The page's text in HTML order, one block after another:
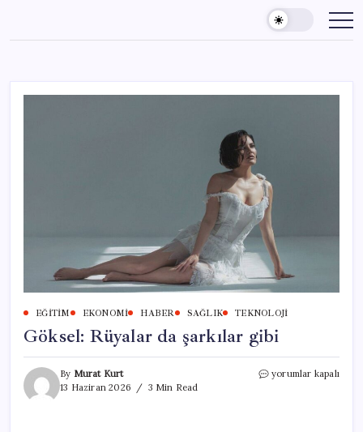
content
EĞITIM EKONOMI HABER SAĞLIK TEKNOLOJI
Göksel: Rüyalar da şarkılar gibi
By Murat Kurt
13 Haziran 2026
3 Min Read
Göksel:
yorumlar kapalı